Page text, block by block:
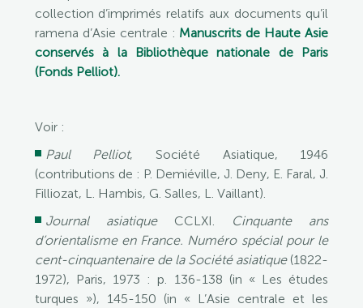
collection d’imprimés relatifs aux documents qu’il
ramena d’Asie centrale : Manuscrits de Haute Asie
conservés à la Bibliothèque nationale de Paris
(Fonds Pelliot).
Voir :
Paul Pelliot, Société Asiatique, 1946
(contributions de : P. Demiéville, J. Deny, E. Faral, J.
Filliozat, L. Hambis, G. Salles, L. Vaillant).
Journal asiatiqueCCLXI. Cinquante ans
d’orientalisme en France. Numéro spécial pour le
cent-cinquantenaire de la Société asiatique(1822-
1972), Paris, 1973 : p. 136-138 (in « Les études
turques »), 145-150 (in « L’Asie centrale et les